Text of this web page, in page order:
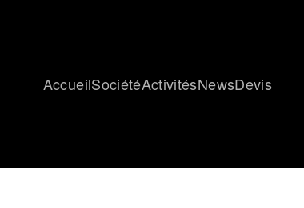
AccueilSociétéActivitésNewsDevis